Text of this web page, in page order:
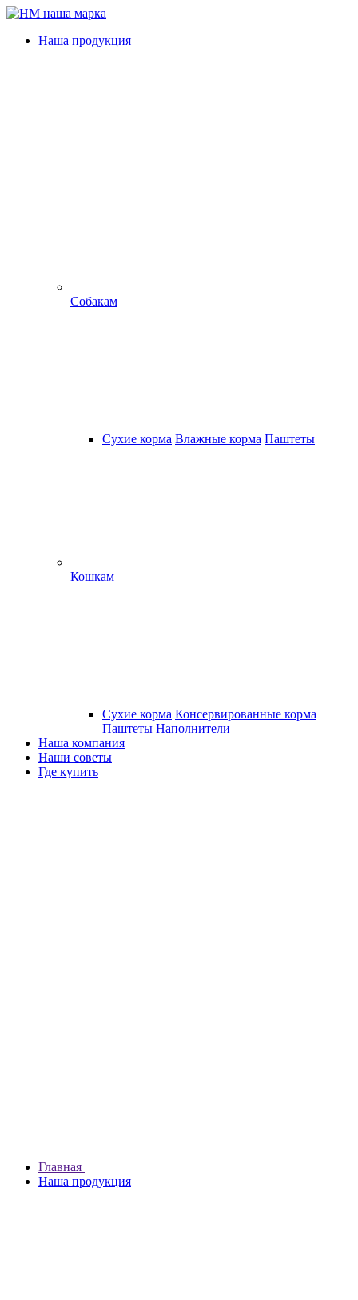
Наша продукция
Собакам
Сухие корма Влажные корма Паштеты
Кошкам
Сухие корма Консервированные корма
Паштеты Наполнители
Наша компания
Наши советы
Где купить
Главная
Наша продукция